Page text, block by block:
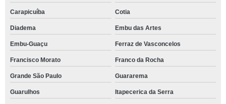
Carapicuíba Cotia
Diadema Embu das Artes
Embu-Guaçu Ferraz de Vasconcelos
Francisco Morato Franco da Rocha
Grande São Paulo Guararema
Guarulhos Itapecerica da Serra